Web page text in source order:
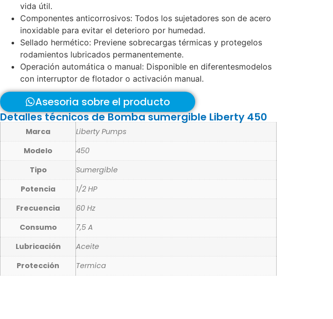
vida útil.
Componentes anticorrosivos: Todos los sujetadores son de acero
inoxidable para evitar el deterioro por humedad.
Sellado hermético: Previene sobrecargas térmicas y protegelos
rodamientos lubricados permanentemente.
Operación automática o manual: Disponible en diferentesmodelos
con interruptor de flotador o activación manual.
Asesoria sobre el producto
Detalles técnicos de Bomba sumergible Liberty 450
Marca
Liberty Pumps
Modelo
450
Tipo
Sumergible
Potencia
1/2 HP
Frecuencia
60 Hz
Consumo
7,5 A
Lubricación
Aceite
Protección
Termica